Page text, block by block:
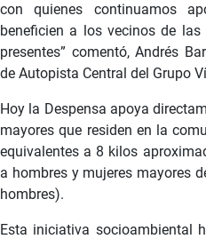
con quienes continuamos
beneficien a los vecinos de
presentes” comentó, Andrés
de Autopista Central del Grupo
Hoy la Despensa apoya
mayores que residen en la
equivalentes a 8 kilos
a hombres y mujeres mayores
hombres).
Esta iniciativa socioambiental